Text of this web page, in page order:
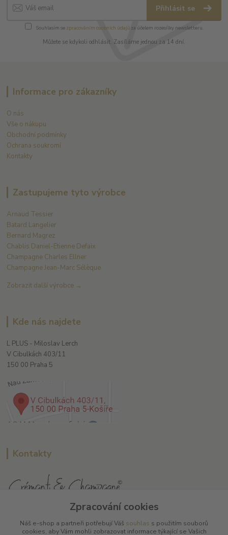
Přihlásit se
Souhlasím se zpracováním osobních údajůza účelem rozesílky newsletteru.
Můžete se kdykoli odhlásit. Zasíláme jednou za 14 dní.
Informace pro zákazníky
O nás
Vše o nákupu
Obchodní podmínky
Ochrana soukromí
Kontakty
Zastupujeme tyto výrobce
Arnaud Tessier
Batard Langelier
Bernard Magrez
Chablis Daniel-Etienne Defaix
Champagne Charles Ellner
Champagne Jean-Marc Sélèque
Zobrazit další výrobce →
Kde nás najdete
L PLUS - Miloslav Lerch
V Cibulkách 403/11
150 00 Praha 5
Kontakty
+420 608 885 840
Zpracování cookies
Náš e-shop a partneři potřebují Váš souhlas s použitím souborů
cookies, aby Vám mohli zobrazovat informace týkající se Vašich